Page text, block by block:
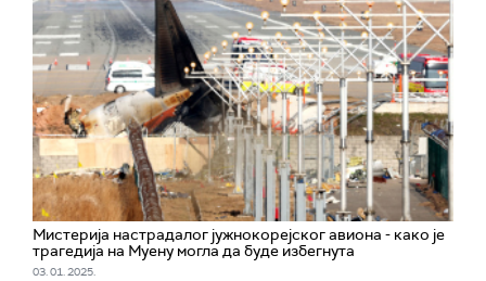
Мистерија настрадалог јужнокорејског авиона - како је
трагедија на Муену могла да буде избегнута
03. 01. 2025.